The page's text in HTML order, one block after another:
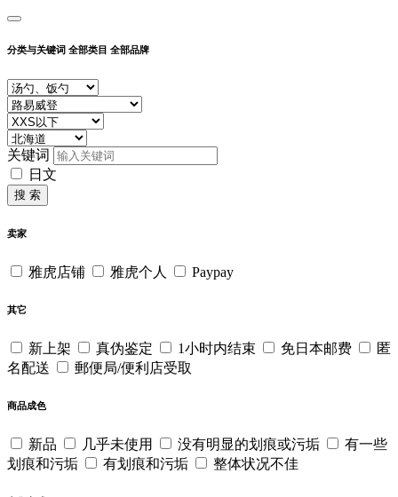
分类与关键词 全部类目 全部品牌
关键词
日文
搜 索
卖家
雅虎店铺 雅虎个人 Paypay
其它
新上架 真伪鉴定 1小时内结束 免日本邮费
匿
名配送
郵便局/便利店受取
商品成色
新品 几乎未使用 没有明显的划痕或污垢
有一些
划痕和污垢
有划痕和污垢 整体状况不佳